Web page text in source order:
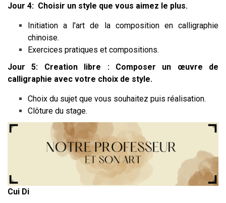
Jour 4: Choisir un style que vous aimez le plus.
Initiation a l'art de la composition en calligraphie
chinoise.
Exercices pratiques et compositions.
Jour 5: Creation libre : Composer un
œuvre de
calligraphie avec votre choix de style.
Choix du sujet que vous souhaitez puis réalisation.
Clôture du stage.
Cui Di